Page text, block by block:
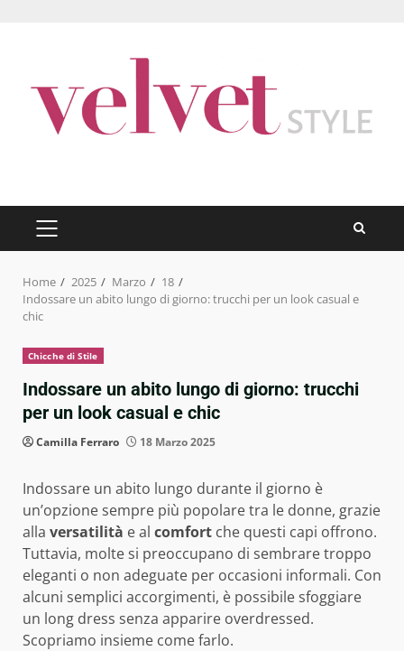
PRIMARY
MENU
Home 2025 Marzo
18
Indossare un abito lungo di giorno: trucchi per un look casual e
chic
Chicche di Stile
Indossare un abito lungo di giorno: trucchi
per un look casual e chic
Camilla Ferraro 18 Marzo 2025
Indossare un abito lungo durante il giorno è
un’opzione sempre più popolare tra le donne, grazie
alla versatilità e al comfort che questi capi offrono.
Tuttavia, molte si preoccupano di sembrare troppo
eleganti o non adeguate per occasioni informali. Con
alcuni semplici accorgimenti, è possibile sfoggiare
un long dress senza apparire overdressed.
Scopriamo insieme come farlo.